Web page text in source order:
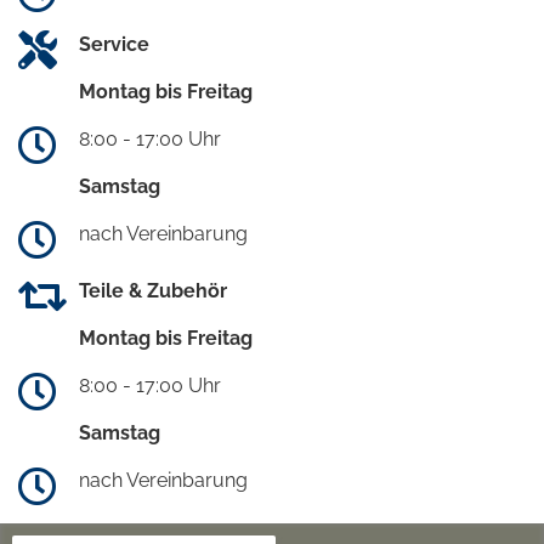
Service
Montag bis Freitag
8:00 - 17:00 Uhr
Samstag
nach Vereinbarung
Teile & Zubehör
Montag bis Freitag
8:00 - 17:00 Uhr
Samstag
nach Vereinbarung